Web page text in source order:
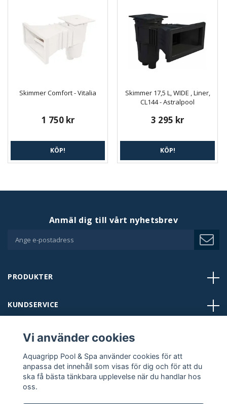
Skimmer Comfort - Vitalia
1 750 kr
KÖP!
Skimmer 17,5 L, WIDE , Liner,
CL144 - Astralpool
3 295 kr
KÖP!
PRODUKTER
Anmäl dig till vårt nyhetsbrev
KUNDSERVICE
BUTIKER
KONTAKT
Vi använder cookies
Aquagripp Pool & Spa använder cookies för att
anpassa det innehåll som visas för dig och för att du
ska få bästa tänkbara upplevelse när du handlar hos
oss.